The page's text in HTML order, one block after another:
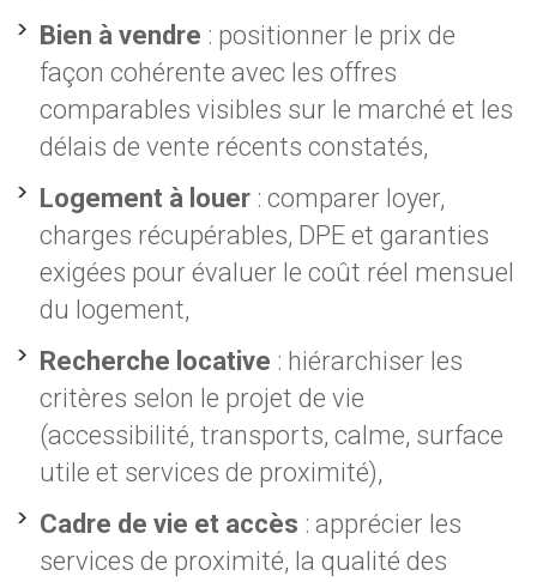
Bien à vendre : positionner le prix de
façon cohérente avec les offres
comparables visibles sur le marché et les
délais de vente récents constatés,
Logement à louer : comparer loyer,
charges récupérables, DPE et garanties
exigées pour évaluer le coût réel mensuel
du logement,
Recherche locative : hiérarchiser les
critères selon le projet de vie
(accessibilité, transports, calme, surface
utile et services de proximité),
Cadre de vie et accès : apprécier les
services de proximité, la qualité des